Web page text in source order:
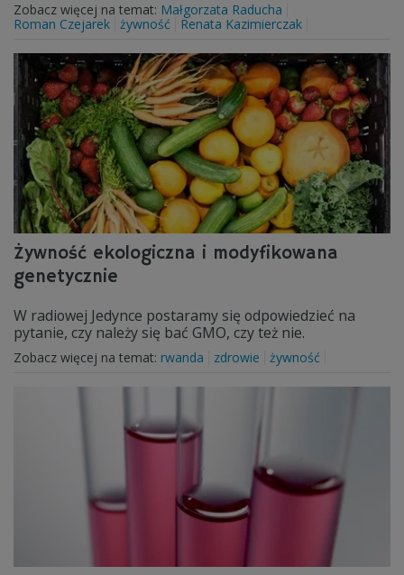
Zobacz więcej na temat: Małgorzata Raducha
Roman Czejarek żywność Renata Kazimierczak
Żywność ekologiczna i modyfikowana
genetycznie
W radiowej Jedynce postaramy się odpowiedzieć na
pytanie, czy należy się bać GMO, czy też nie.
Zobacz więcej na temat: rwanda zdrowie żywność